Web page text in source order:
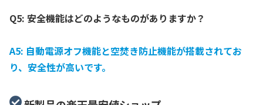
Q5: 安全機能はどのようなものがありますか？
A5: 自動電源オフ機能と空焚き防止機能が搭載されてお
り、安全性が高いです。